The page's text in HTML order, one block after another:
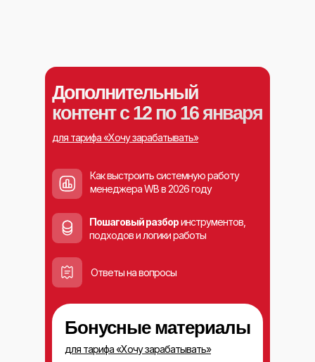
Как выстроить системную работу
менеджера WB в 2026 году
Пошаговый разборинструментов,
подходов и логики работы
Ответы на вопросы
для тарифа «Хочу зарабатывать»
Дополнительный
контент с 12 по 16 января
для тарифа «Хочу зарабатывать»
Бонусные материалы